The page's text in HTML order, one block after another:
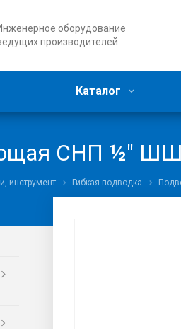
оборудование
производителей
Каталог
СНП ½" ШШ
инструмент Гибкая подводка